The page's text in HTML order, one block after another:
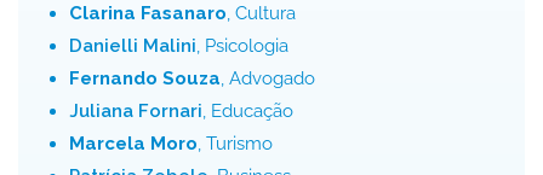
Clarina Fasanaro, Cultura
Danielli Malini, Psicologia
Fernando Souza, Advogado
Juliana Fornari, Educação
Marcela Moro, Turismo